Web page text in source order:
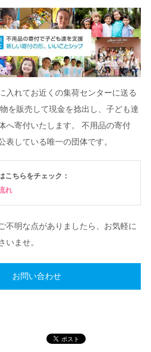
入れてお近くの集荷センターに送る
を販売して現金を捻出し、子ども達
へ寄付いたします。
不用品の寄付
表している唯一の団体です。
こちらをチェック：
れ
不明な点がありましたら、お気軽に
いませ。
お問い合わせ